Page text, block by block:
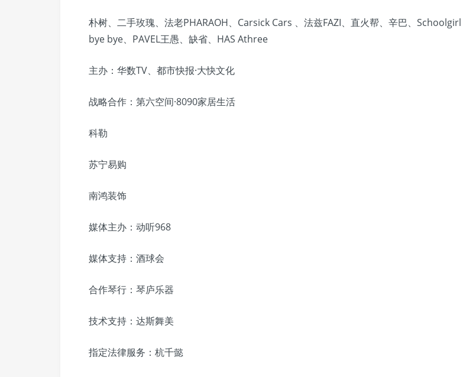
朴树、二手玫瑰、法老PHARAOH、Carsick Cars 、法兹FAZI、直火帮、辛巴、Schoolgirl
bye bye、PAVEL王愚、缺省、HAS Athree
主办：华数TV、都市快报·大快文化
战略合作：第六空间·8090家居生活
科勒
苏宁易购
南鸿装饰
媒体主办：动听968
媒体支持：酒球会
合作琴行：琴庐乐器
技术支持：达斯舞美
指定法律服务：杭千懿